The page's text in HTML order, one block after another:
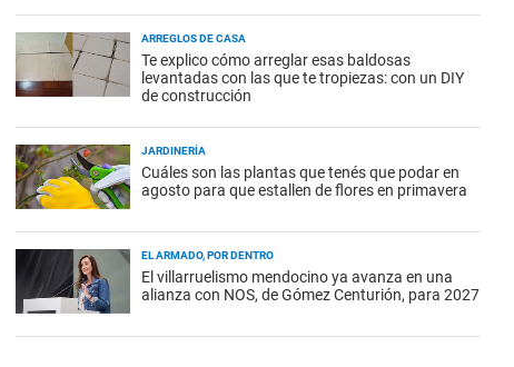
ARREGLOS DE CASA
Te explico cómo arreglar esas baldosas
levantadas con las que te tropiezas: con un DIY
de construcción
JARDINERÍA
Cuáles son las plantas que tenés que podar en
agosto para que estallen de flores en primavera
EL ARMADO, POR DENTRO
El villarruelismo mendocino ya avanza en una
alianza con NOS, de Gómez Centurión, para 2027